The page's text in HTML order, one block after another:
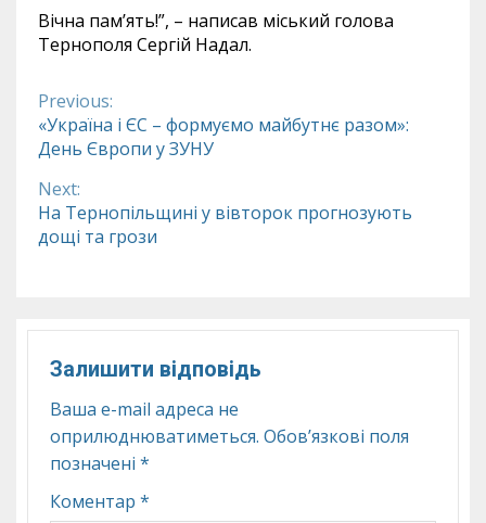
Вічна памʼять!”, – написав міський голова
Тернополя Сергій Надал.
Continue
Reading
Previous:
«Україна і ЄС – формуємо майбутнє разом»:
День Європи у ЗУНУ
Next:
На Тернопільщині у вівторок прогнозують
дощі та грози
Залишити відповідь
Ваша e-mail адреса не
оприлюднюватиметься. Обов’язкові поля
позначені *
Коментар *